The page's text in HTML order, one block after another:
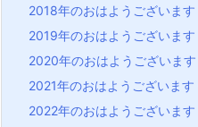
2018年のおはようございます
2019年のおはようございます
2020年のおはようございます
2021年のおはようございます
2022年のおはようございます